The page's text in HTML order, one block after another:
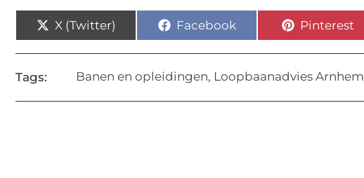
X (Twitter) Facebook Pinterest
Tags: Banen en opleidingen, Loopbaanadvies Arnhem